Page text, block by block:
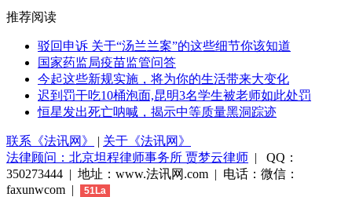
推荐阅读
驳回申诉 关于“汤兰兰案”的这些细节你该知道
国家药监局疫苗监管问答
今起这些新规实施，将为你的生活带来大变化
迟到罚干吃10桶泡面,昆明3名学生被老师如此处罚
恒星发出死亡呐喊，揭示中等质量黑洞踪迹
联系《法讯网》 | 关于《法讯网》
法律顾问：北京坦程律师事务所 贾梦云律师 | QQ：
350273444 | 地址：www.法讯网.com | 电话：微信：
faxunwcom |
51La